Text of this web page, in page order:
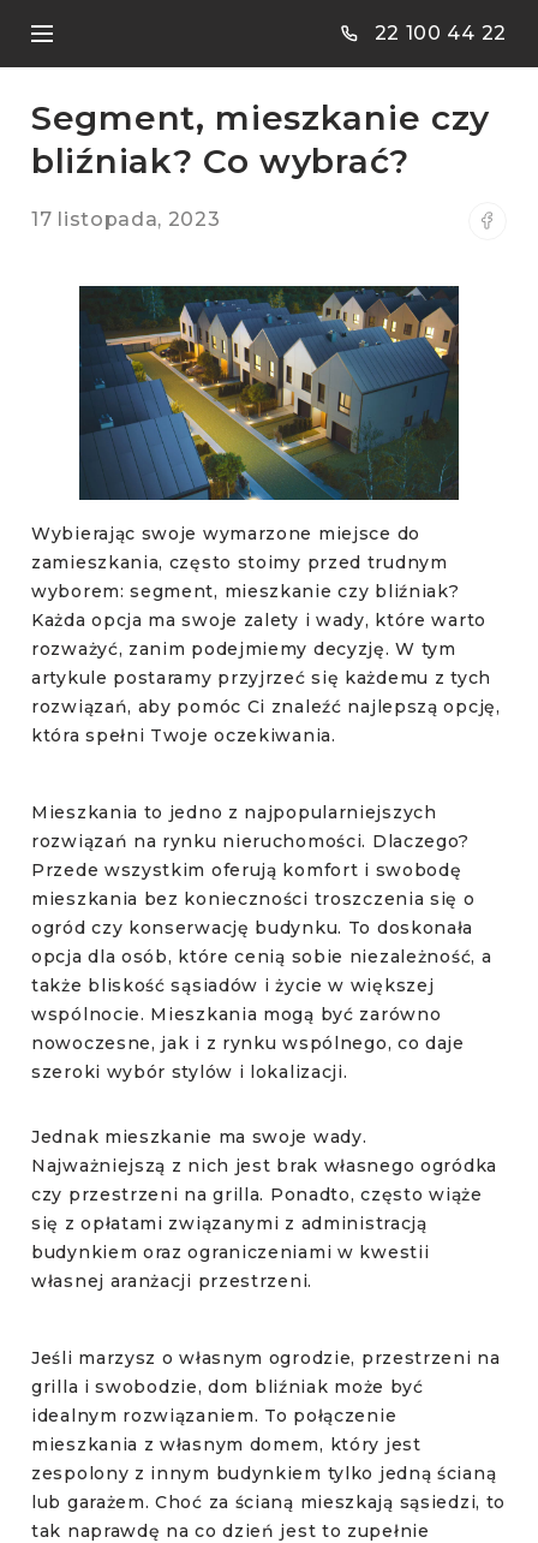
22 100 44 22
Home
Oferta
O nas
Kontakt
Blog
Ożarów Mazowiecki
Wrocław
Warszawa
Segment, mieszkanie czy
bliźniak? Co wybrać?
17 listopada, 2023
Wybierając swoje wymarzone miejsce do
zamieszkania, często stoimy przed trudnym
wyborem: segment, mieszkanie czy bliźniak?
Każda opcja ma swoje zalety i wady, które warto
rozważyć, zanim podejmiemy decyzję. W tym
artykule postaramy przyjrzeć się każdemu z tych
rozwiązań, aby pomóc Ci znaleźć najlepszą opcję,
która spełni Twoje oczekiwania.
Mieszkania to jedno z najpopularniejszych
rozwiązań na rynku nieruchomości. Dlaczego?
Przede wszystkim oferują komfort i swobodę
mieszkania bez konieczności troszczenia się o
ogród czy konserwację budynku. To doskonała
opcja dla osób, które cenią sobie niezależność, a
także bliskość sąsiadów i życie w większej
wspólnocie. Mieszkania mogą być zarówno
nowoczesne, jak i z rynku wspólnego, co daje
szeroki wybór stylów i lokalizacji.
Jednak mieszkanie ma swoje wady.
Najważniejszą z nich jest brak własnego ogródka
czy przestrzeni na grilla. Ponadto, często wiąże
się z opłatami związanymi z administracją
budynkiem oraz ograniczeniami w kwestii
własnej aranżacji przestrzeni.
Jeśli marzysz o własnym ogrodzie, przestrzeni na
grilla i swobodzie, dom bliźniak może być
idealnym rozwiązaniem. To połączenie
mieszkania z własnym domem, który jest
zespolony z innym budynkiem tylko jedną ścianą
lub garażem. Choć za ścianą mieszkają sąsiedzi, to
tak naprawdę na co dzień jest to zupełnie